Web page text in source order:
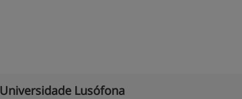
Universidade Lusófona